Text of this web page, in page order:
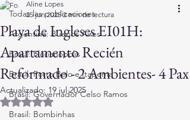
Todas las publicaciones
Argentina: Buenos Aires
Brasil: Florianópolis
Brasil: Porto Belo e Itapema
Brasil: Governador Celso Ramos
Brasil: Bombinhas
Playa de Ingleses EI01H:
Apartamento Recién
Reformado - 2 Ambientes- 4 Pax
Aline Lopes
25 jun 2025 2 min de lectura
Actualizado: 19 jul 2025
Obtuvo NaN de 5 estrellas.